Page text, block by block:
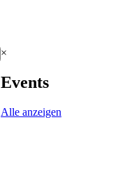
×
Events
Alle anzeigen